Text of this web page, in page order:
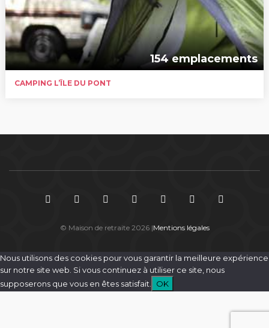
154 emplacements
CAMPING L’ÎLE DU PONT
© Maison de retraite 2026 |Mentions légales
Nous utilisons des cookies pour vous garantir la meilleure expérience
sur notre site web. Si vous continuez à utiliser ce site, nous
supposerons que vous en êtes satisfait.
OK